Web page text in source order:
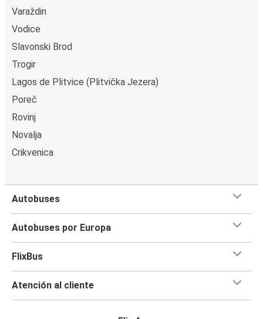
Varaždin
Vodice
Slavonski Brod
Trogir
Lagos de Plitvice (Plitvička Jezera)
Poreč
Rovinj
Novalja
Crikvenica
Autobuses
Autobuses por Europa
FlixBus
Atención al cliente